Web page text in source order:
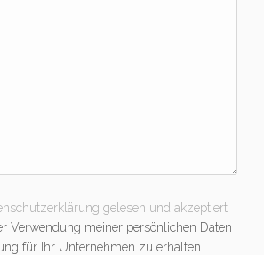
gelesen und akzeptiert
Verwendung meiner persönlichen Daten
für Ihr Unternehmen zu erhalten